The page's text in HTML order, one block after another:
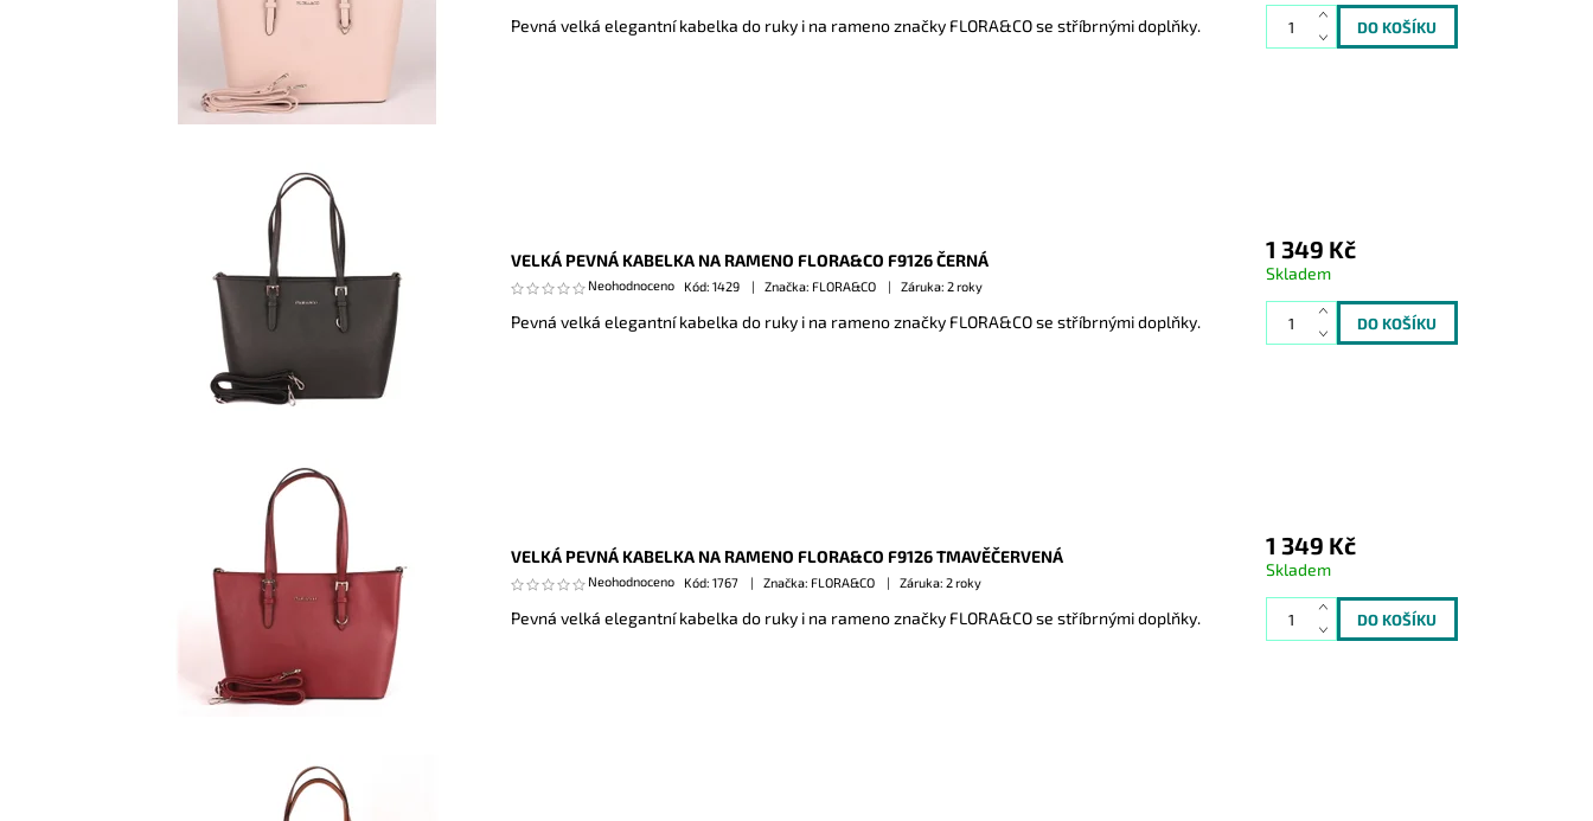
Pevná velká elegantní kabelka do ruky i na rameno značky FLORA&CO se stříbrnými doplňky.
VELKÁ PEVNÁ KABELKA NA RAMENO FLORA&CO F9126 ČERNÁ
Neohodnoceno Kód: 1429 Značka: FLORA&CO Záruka: 2 roky
Pevná velká elegantní kabelka do ruky i na rameno značky FLORA&CO se stříbrnými doplňky.
1 349 Kč
Skladem
VELKÁ PEVNÁ KABELKA NA RAMENO FLORA&CO F9126 TMAVĚČERVENÁ
Neohodnoceno Kód: 1767 Značka: FLORA&CO Záruka: 2 roky
Pevná velká elegantní kabelka do ruky i na rameno značky FLORA&CO se stříbrnými doplňky.
1 349 Kč
Skladem